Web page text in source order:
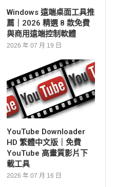
Windows 遠端桌面工具推
薦｜2026 精選 8 款免費
與商用遠端控制軟體
2026 年 07 月 19 日
YouTube Downloader
HD 繁體中文版｜免費
YouTube 高畫質影片下
載工具
2026 年 07 月 16 日